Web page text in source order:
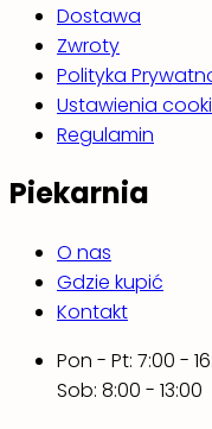
Dostawa
Zwroty
Polityka
Ustawienia
Regulamin
Piekarnia
O nas
Gdzie kupić
Kontakt
Pon - Pt: 7:00 -
Sob: 8:00 - 13:00